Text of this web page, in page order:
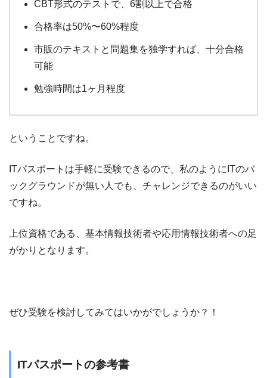
CBT形式のテストで、6割以上で合格
合格率は50%〜60%程度
市販のテキストと問題集を独学すれば、十分合格
可能
勉強時間は1ヶ月程度
ということですね。
ITパスポートは手軽に受験できるので、私のようにITのバ
ックグラウンドが無い人でも、チャレンジできるのがいい
ですね。
上位資格である、基本情報技術者や応用情報技術者への足
がかりとなります。
ぜひ受験を検討してみてはいかがでしょうか？！
ITパスポートの参考書